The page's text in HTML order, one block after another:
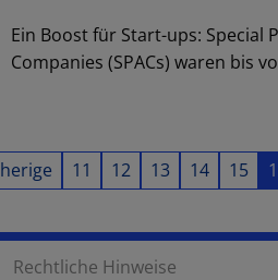
Ein Boost für Start-ups: Special
Companies (SPACs) waren bis
11 12 13 14 15
Rechtliche Hinweise